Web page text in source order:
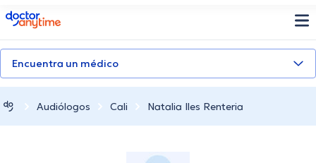
doctoranytime
Encuentra un médico
Audiólogos Cali Natalia Iles Renteria